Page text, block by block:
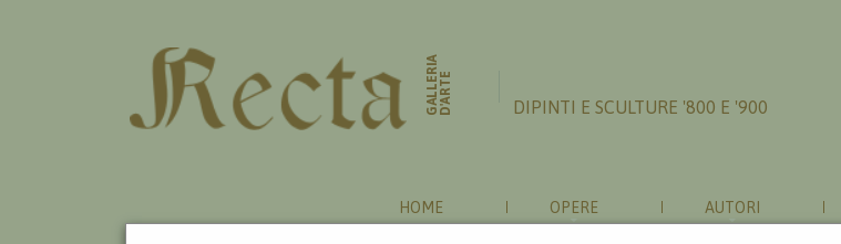
GALLERIAD'ARTE DIPINTI E SCULTURE '800 E '900
HOME OPERE AUTORI